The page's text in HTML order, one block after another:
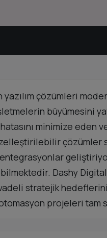
çözümleri
büyümesini
minimize eden
çözümler
Dashy Digital
stratejik
projeleri tam